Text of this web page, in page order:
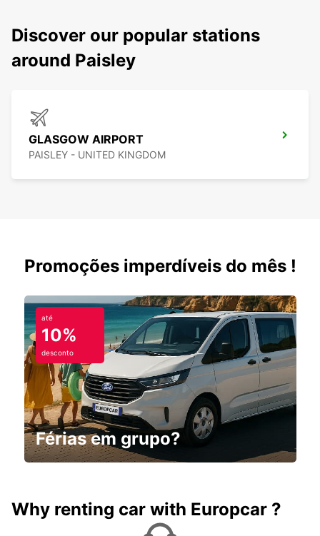
Discover our popular stations
around Paisley
GLASGOW AIRPORT
PAISLEY - UNITED KINGDOM
Promoções imperdíveis do mês !
até
10%
desconto
Férias em grupo?
Why renting car with Europcar ?